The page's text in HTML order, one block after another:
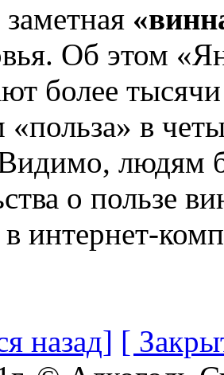
Об этом
более
«польза» в
людям
о пользе
интернет-
назад] [